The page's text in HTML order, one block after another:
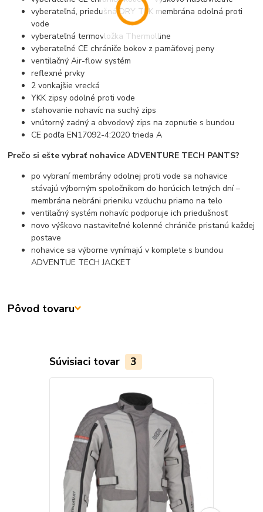
vyberateľná, priedušná DRY TEK membrána odolná proti
vode
vyberateľná termovložka Thermolline
vyberateľné CE chrániče bokov z pamäťovej peny
ventilačný Air-flow systém
reflexné prvky
2 vonkajšie vrecká
YKK zipsy odolné proti vode
sťahovanie nohavíc na suchý zips
vnútorný zadný a obvodový zips na zopnutie s bundou
CE podľa EN17092-4:2020 trieda A
Prečo si ešte vybrať nohavice ADVENTURE TECH PANTS?
po vybraní membrány odolnej proti vode sa nohavice
stávajú výborným spoločníkom do horúcich letných dní –
membrána nebráni prieniku vzduchu priamo na telo
ventilačný systém nohavíc podporuje ich priedušnosť
novo výškovo nastaviteľné kolenné chrániče pristanú každej
postave
nohavice sa výborne vynímajú v komplete s bundou
ADVENTUE TECH JACKET
Pôvod tovaru
Súvisiaci tovar 3